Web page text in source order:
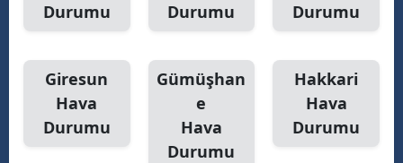
Durumu
Durumu
Durumu
Giresun
Hava
Durumu
Gümüşhan
e
Hava
Durumu
Hakkari
Hava
Durumu